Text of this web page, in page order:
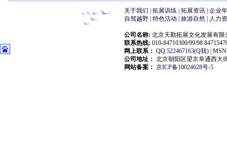
关于我们 | 拓展训练| 拓展资讯| 企业
自驾越野| 特色活动 旅游自然| 人力
公司名称: 北京天勤拓展文化发展有限
联系热线: 010-84710300/99/98
网上联系： QQ:522467163(Q我)|
公司地址： 北京朝阳区望京阜通西大
网站备案： 京ICP备10024628号-5